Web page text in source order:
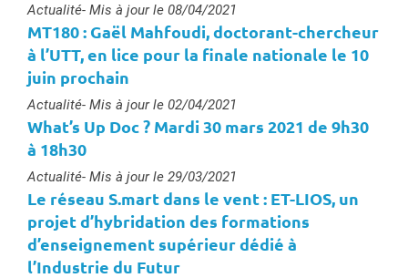
Type :
Actualité- Mis à jour le 08/04/2021
MT180 : Gaël Mahfoudi, doctorant-chercheur
à l’UTT, en lice pour la finale nationale le 10
juin prochain
Type :
Actualité- Mis à jour le 02/04/2021
What’s Up Doc ? Mardi 30 mars 2021 de 9h30
à 18h30
Type :
Actualité- Mis à jour le 29/03/2021
Le réseau S.mart dans le vent : ET-LIOS, un
projet d’hybridation des formations
d’enseignement supérieur dédié à
l’Industrie du Futur